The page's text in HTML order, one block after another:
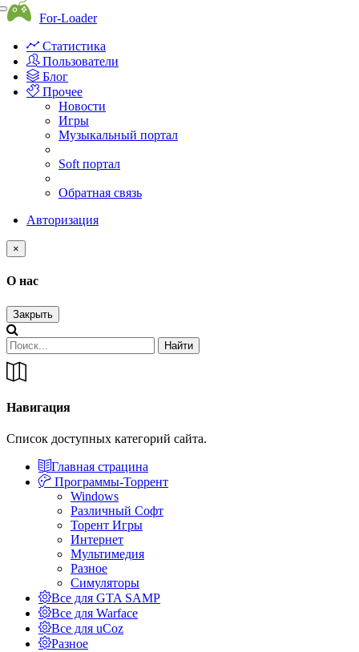
Toggle
navigation
For-Loader
Статистика
Пользователи
Блог
Прочее
Новости
Игры
Музыкальный портал
Soft портал
Обратная связь
Авторизация
×
О нас
Закрыть
Навигация
Список доступных категорий сайта.
Главная страцина
Программы-Торрент
Windows
Различный Софт
Торент Игры
Интернет
Мультимедия
Разное
Симуляторы
Все для GTA SAMP
Все для Warface
Все для uCoz
Разное